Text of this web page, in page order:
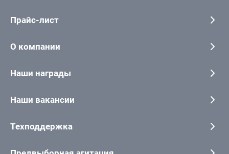
Прайс-лист
О компании
Наши награды
Наши вакансии
Техподдержка